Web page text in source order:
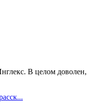
В целом доволен,